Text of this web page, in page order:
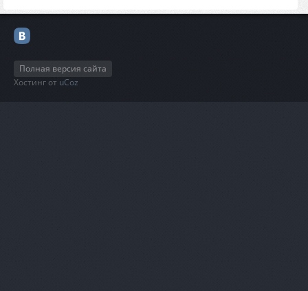
Полная версия сайта
Хостинг от uCoz